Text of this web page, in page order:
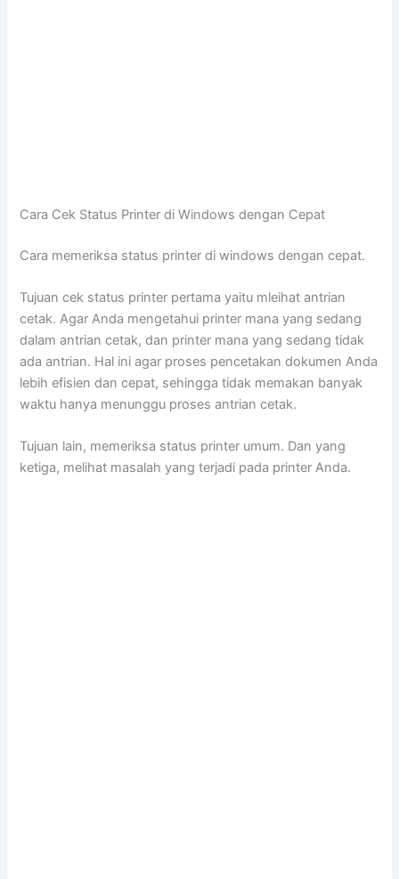
Cara Cek Status Printer di Windows dengan Cepat
Cara memeriksa status printer di windows dengan cepat.
Tujuan cek status printer pertama yaitu mleihat antrian
cetak. Agar Anda mengetahui printer mana yang sedang
dalam antrian cetak, dan printer mana yang sedang tidak
ada antrian. Hal ini agar proses pencetakan dokumen Anda
lebih efisien dan cepat, sehingga tidak memakan banyak
waktu hanya menunggu proses antrian cetak.
Tujuan lain, memeriksa status printer umum. Dan yang
ketiga, melihat masalah yang terjadi pada printer Anda.